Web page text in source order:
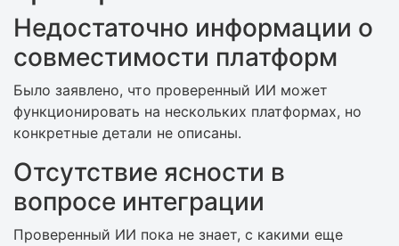
Недостаточно информации о
совместимости платформ
Было заявлено, что проверенный ИИ может
функционировать на нескольких платформах, но
конкретные детали не описаны.
Отсутствие ясности в
вопросе интеграции
Проверенный ИИ пока не знает, с какими еще